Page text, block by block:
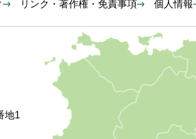
リンク・著作権・免責事項 個人情報
地1